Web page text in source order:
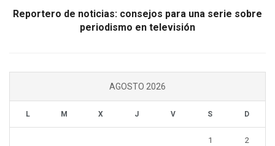
Reportero de noticias: consejos para una serie sobre
periodismo en televisión
AGOSTO 2026
L M X J V S D
1 2